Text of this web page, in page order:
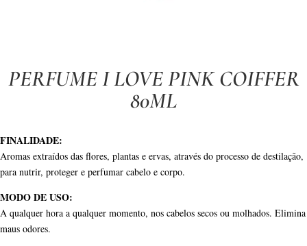
PERFUME I LOVE PINK COIFFER
80ML
FINALIDADE:
Aromas extraídos das flores, plantas e ervas, através do processo de destilação,
para nutrir, proteger e perfumar cabelo e corpo.
MODO DE USO:
A qualquer hora a qualquer momento, nos cabelos secos ou molhados. Elimina
maus odores.